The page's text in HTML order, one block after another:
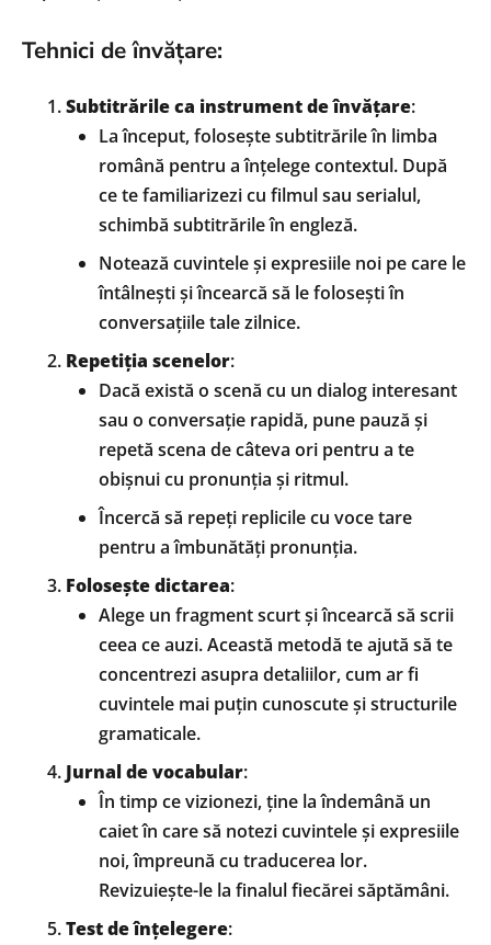
Tehnici de învățare:
Subtitrările ca instrument de învățare:
La început, folosește subtitrările în limba
română pentru a înțelege contextul. După
ce te familiarizezi cu filmul sau serialul,
schimbă subtitrările în engleză.
Notează cuvintele și expresiile noi pe care le
întâlnești și încearcă să le folosești în
conversațiile tale zilnice.
Repetiția scenelor:
Dacă există o scenă cu un dialog interesant
sau o conversație rapidă, pune pauză și
repetă scena de câteva ori pentru a te
obișnui cu pronunția și ritmul.
Încercă să repeți replicile cu voce tare
pentru a îmbunătăți pronunția.
Folosește dictarea:
Alege un fragment scurt și încearcă să scrii
ceea ce auzi. Această metodă te ajută să te
concentrezi asupra detaliilor, cum ar fi
cuvintele mai puțin cunoscute și structurile
gramaticale.
Jurnal de vocabular:
În timp ce vizionezi, ține la îndemână un
caiet în care să notezi cuvintele și expresiile
noi, împreună cu traducerea lor.
Revizuiește-le la finalul fiecărei săptămâni.
Test de înțelegere: